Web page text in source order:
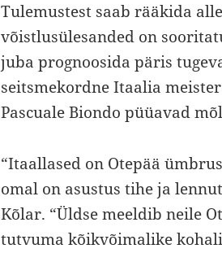
Tulemustest saab rääkida
võistlusülesanded on
juba prognoosida päris
seitsmekordne Itaalia
Pascuale Biondo püüavad
“Itaallased on Otepää
omal on asustus tihe ja
Kõlar. “Üldse meeldib neile
tutvuma kõikvõimalike